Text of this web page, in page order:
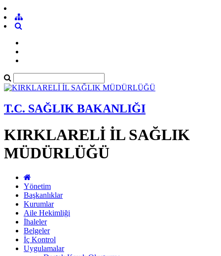
T.C. SAĞLIK BAKANLIĞI
KIRKLARELİ İL SAĞLIK
MÜDÜRLÜĞÜ
Yönetim
Başkanlıklar
Kurumlar
Aile Hekimliği
İhaleler
Belgeler
İç Kontrol
Uygulamalar